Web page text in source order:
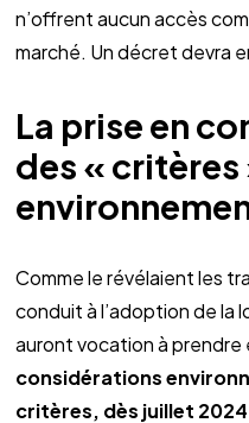
n’offrent aucun accès
marché. Un décret devra
La prise en
des « critères
Comme le révélaient les
conduit à l’adoption de la
auront vocation à prendre
considérations
critères, dès juillet 2024